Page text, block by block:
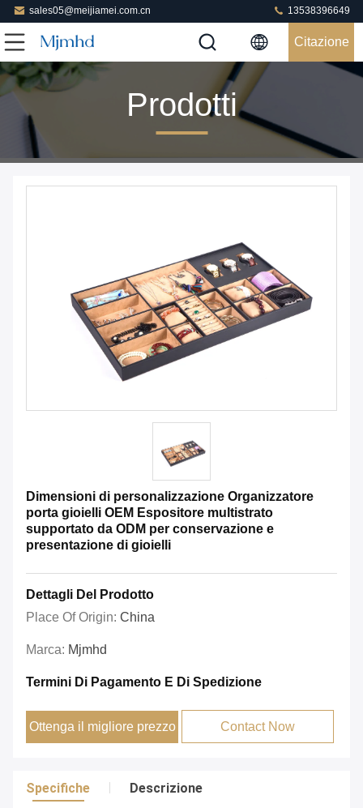
sales05@meijiamei.com.cn 13538396649
Citazione
Prodotti
Dimensioni di personalizzazione Organizzatore
porta gioielli OEM Espositore multistrato
supportato da ODM per conservazione e
presentazione di gioielli
Dettagli Del Prodotto
Place Of Origin: China
Marca: Mjmhd
Termini Di Pagamento E Di Spedizione
Ottenga il migliore prezzo Contact Now
Specifiche Descrizione